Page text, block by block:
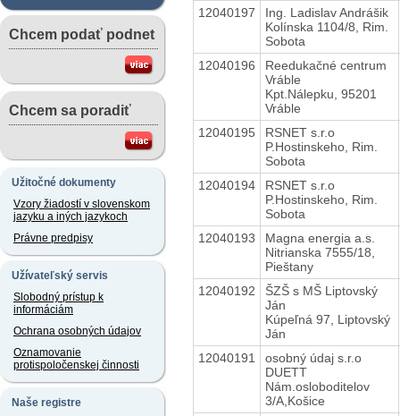
Chcem podať podnet
Chcem sa poradiť
Užitočné dokumenty
Vzory žiadostí v slovenskom
jazyku a iných jazykoch
Právne predpisy
Užívateľský servis
Slobodný prístup k
informáciám
Ochrana osobných údajov
Oznamovanie
protispoločenskej činnosti
Naše registre
12040197
Ing. Ladislav Andrášik
Kolínska 1104/8, Rim.
Sobota
12040196
Reedukačné centrum
Vráble
Kpt.Nálepku, 95201
Vráble
12040195
RSNET s.r.o
P.Hostinskeho, Rim.
Sobota
12040194
RSNET s.r.o
P.Hostinskeho, Rim.
Sobota
12040193
Magna energia a.s.
Nitrianska 7555/18,
Pieštany
12040192
ŠZŠ s MŠ Liptovský
Ján
Kúpeľná 97, Liptovský
Ján
12040191
osobný údaj s.r.o
DUETT
Nám.osloboditelov
3/A,Košice